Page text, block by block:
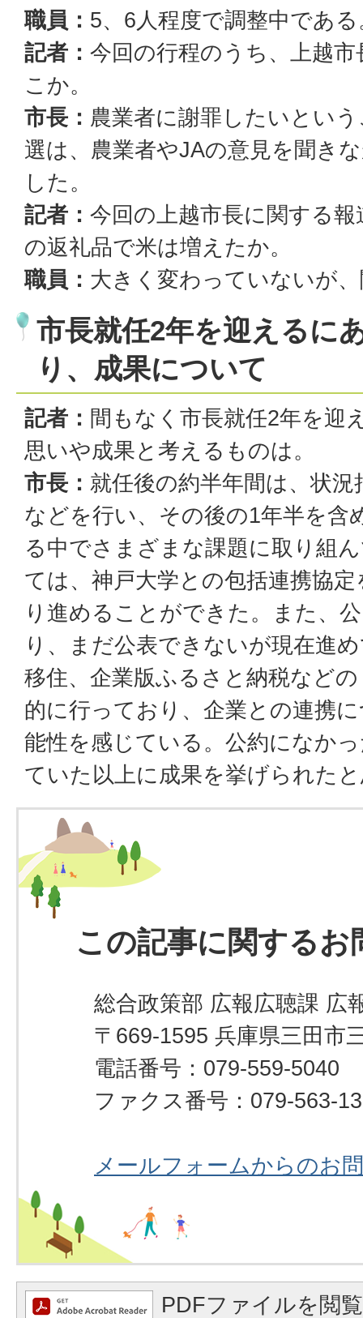
職員： 5、6人程度で調整中である
記者： 今回の行程のうち、上越
こか。
市長： 農業者に謝罪したいとい
選は、農業者やJAの意見を聞き
した。
記者： 今回の上越市長に関する
の返礼品で米は増えたか。
職員： 大きく変わっていないが
市長就任2年を迎えるに
り、成果について
記者： 間もなく市長就任2年を迎
思いや成果と考えるものは。
市長： 就任後の約半年間は、状
などを行い、その後の1年半を含
る中でさまざまな課題に取り組
ては、神戸大学との包括連携協
り進めることができた。また、
り、まだ公表できないが現在進
移住、企業版ふるさと納税など
的に行っており、企業との連携
能性を感じている。公約になか
ていた以上に成果を挙げられた
この記事に関するお
総合政策部 広報広聴課 広
〒669-1595 兵庫県三田市
電話番号：079-559-5040
ファクス番号：079-563-
メールフォームからのお
PDFファイルを閲